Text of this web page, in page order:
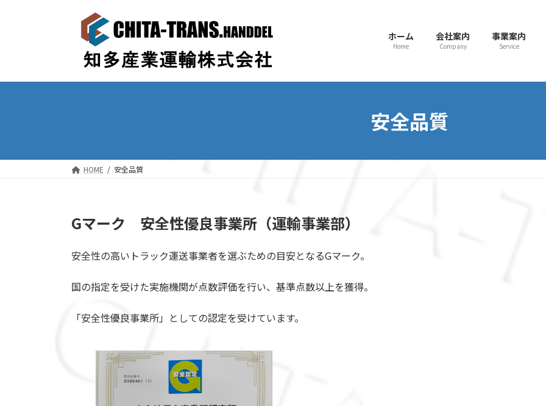
へ
ョ
ホーム
Home
会社案内
Company
事業案内
Service
安全品質
HOME 安全品質
Gマーク 安全性優良事業所 （運輸事業部）
安全性の高いトラック運送事業者を選ぶための目安となるGマーク。
国の指定を受けた実施機関が点数評価を行い、基準点数以上を獲得。
「安全性優良事業所」としての認定を受けています。